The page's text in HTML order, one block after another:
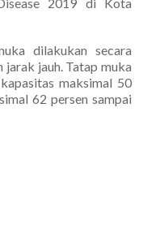
dilakukan secara
jauh. Tatap muka
maksimal 50
62 persen sampai